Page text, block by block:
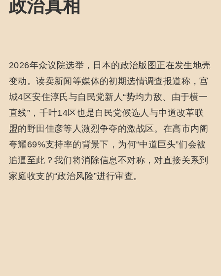
政治真相
2026年众议院选举，日本的政治版图正在发生地壳
变动。读卖新闻等媒体的初期选情调查报道称，宫
城4区安住淳氏与自民党新人“势均力敌、由于横一
直线”，千叶14区也是自民党候选人与中道改革联
盟的野田佳彦等人激烈争夺的激战区。在高市内阁
夸耀69%支持率的背景下，为何“中道巨头”们会被
追逼至此？我们将消除信息不对称，对直接关系到
家庭收支的“政治风险”进行审查。